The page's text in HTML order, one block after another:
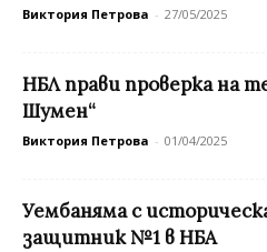
Виктория Петрова - 27/05/2025
НБЛ прави проверка на
Шумен“
Виктория Петрова - 01/04/2025
Уембаняма с
защитник №1 в НБА